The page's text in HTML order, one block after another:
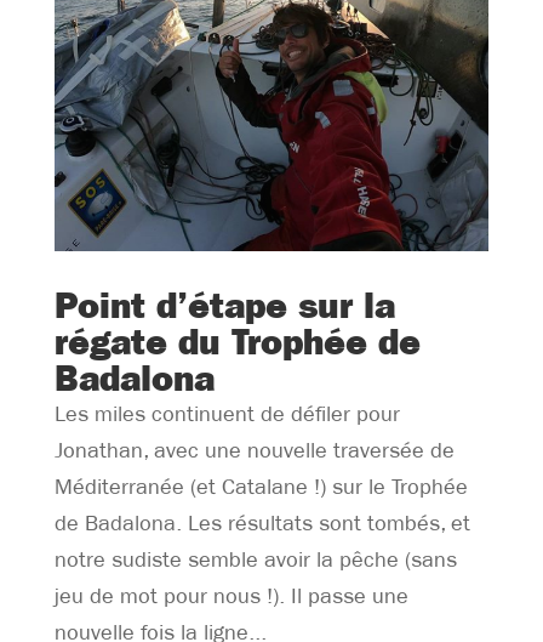
Point d’étape sur la
régate du Trophée de
Badalona
Les miles continuent de défiler pour
Jonathan, avec une nouvelle traversée de
Méditerranée (et Catalane !) sur le Trophée
de Badalona. Les résultats sont tombés, et
notre sudiste semble avoir la pêche (sans
jeu de mot pour nous !). Il passe une
nouvelle fois la ligne...